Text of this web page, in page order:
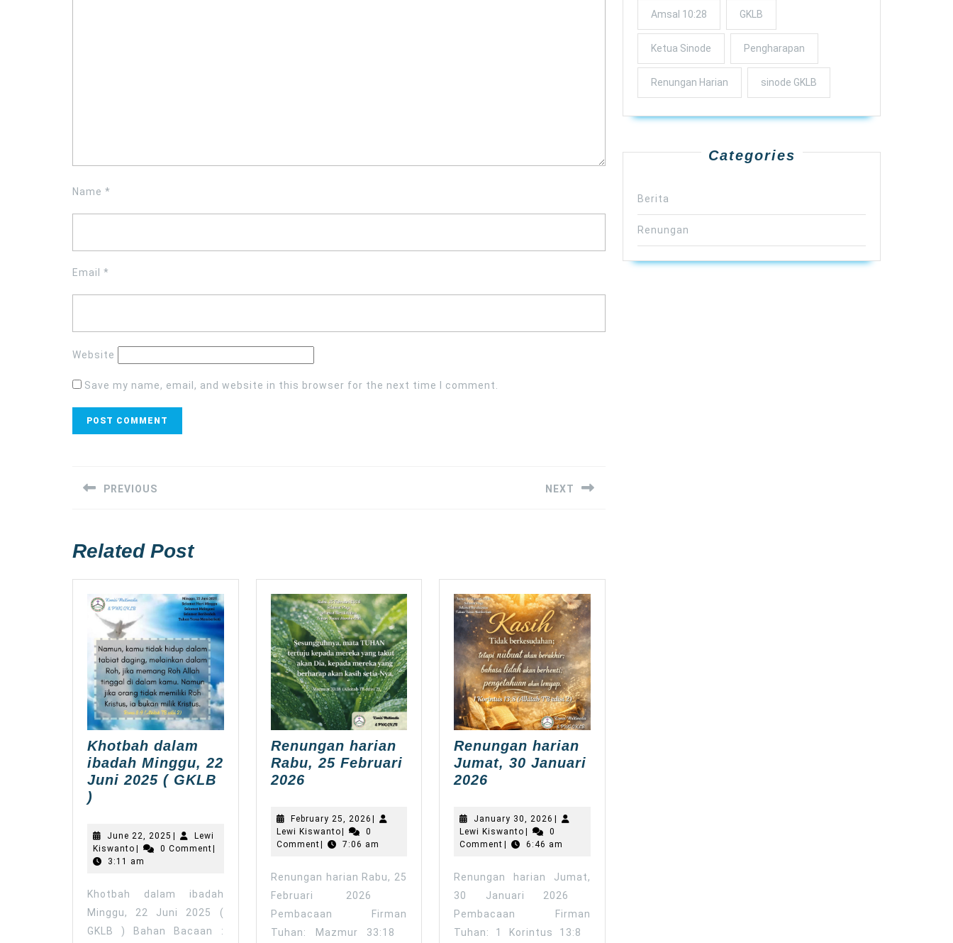
Name *
Email *
Website
Save my name, email, and website in this browser for the next time I comment.
navigation
PREVIOUS NEXT
Related Post
Khotbah dalam
ibadah Minggu, 22
Juni 2025 ( GKLB
)
ibadah
Minggu,
22
2025
(
GKLB
June 22, 2025 June
22,
Lewi
Kiswanto Lewi
Kiswanto
0 Comment
3:11 am
Khotbah dalam ibadah
Minggu, 22 Juni 2025 (
GKLB ) Bahan Bacaan :
Renungan harian
Rabu, 25 Februari
2026Renungan
Rabu,
25
Februari
February 25, 2026 February
2026
Lewi KiswantoLewi
Kiswanto
0
Comment
7:06 am
Renungan harian Rabu, 25
Februari 2026
Pembacaan Firman
Tuhan: Mazmur 33:18
Renungan harian
Jumat, 30 Januari
2026
Jumat,
30
Januari
January 30, 2026 January
30,
2026
Lewi Kiswanto Lewi
Kiswanto
0
Comment
6:46 am
Renungan harian Jumat,
30 Januari 2026
Pembacaan Firman
Tuhan: 1 Korintus 13:8
Amsal 10:28 GKLB
Ketua Sinode Pengharapan
Renungan Harian sinode GKLB
Categories
Berita
Renungan